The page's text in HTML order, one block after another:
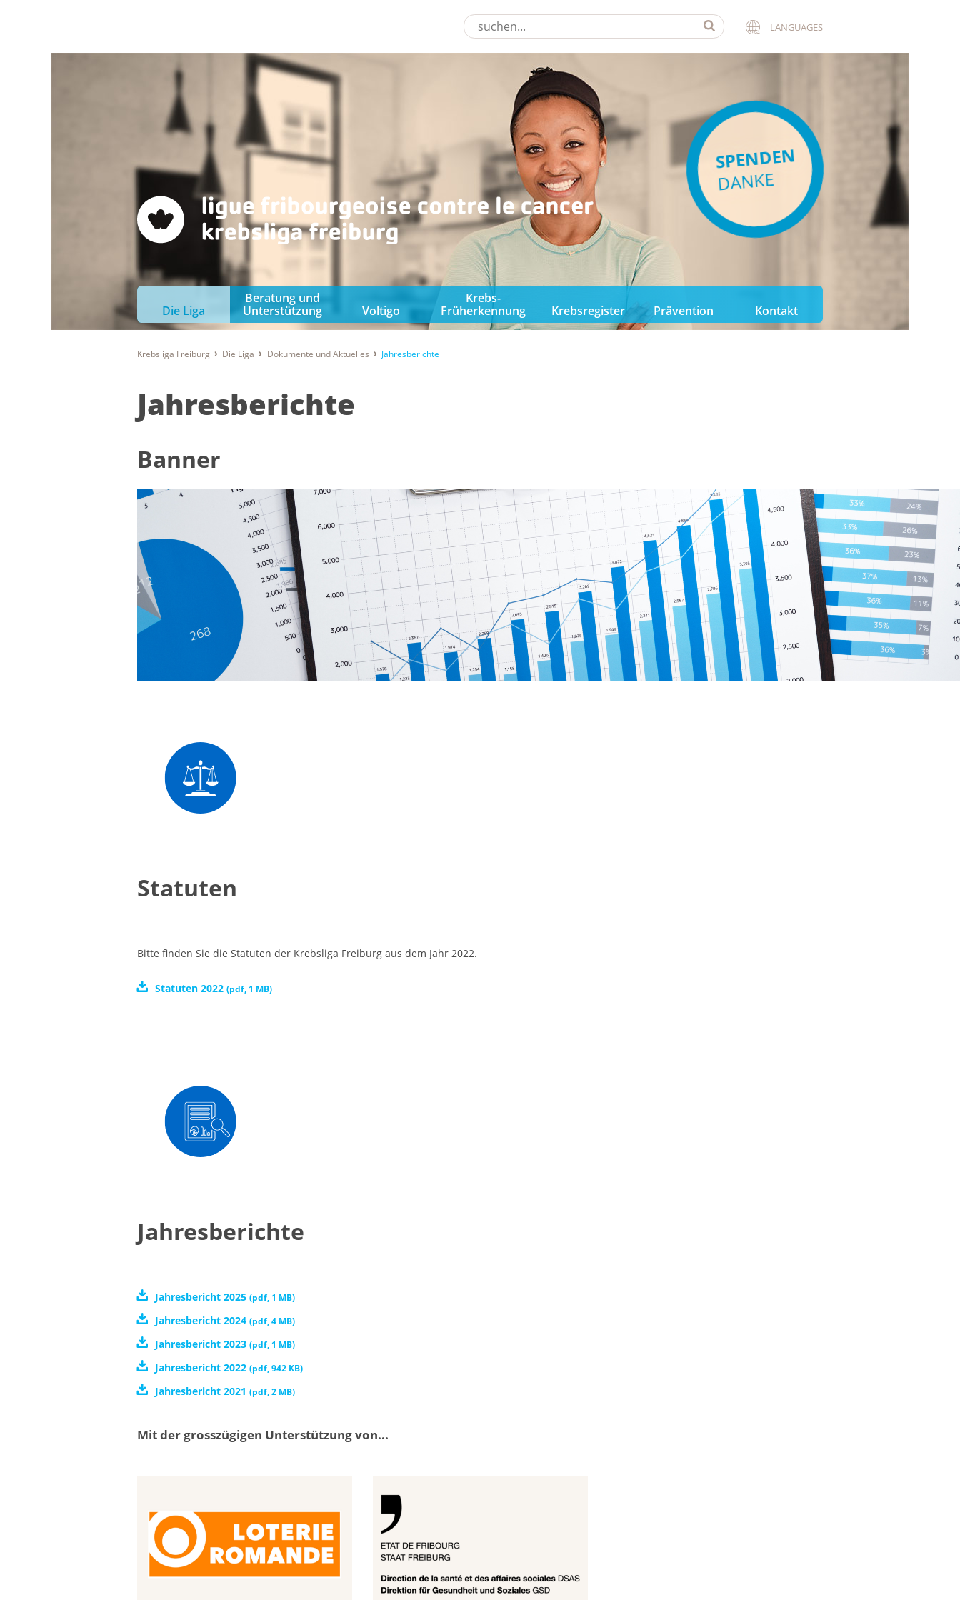
LANGUAGES
SPENDEN
DANKE
Die Liga
Beratung und
Unterstützung
Voltigo
Krebs-
Früherkennung
Krebsregister Prävention Kontakt
Krebsliga Freiburg Die Liga Dokumente und Aktuelles Jahresberichte
Jahresberichte
Banner
Statuten
Bitte finden Sie die Statuten der Krebsliga Freiburg aus dem Jahr 2022.
Statuten 2022 (pdf, 1 MB)
Jahresberichte
Jahresbericht 2025 (pdf, 1 MB)
Jahresbericht 2024 (pdf,4 MB)
Jahresbericht 2023 (pdf, 1 MB)
Jahresbericht 2022 (pdf,942 KB)
Jahresbericht 2021 (pdf,2 MB)
Mit der grosszügigen Unterstützung von...